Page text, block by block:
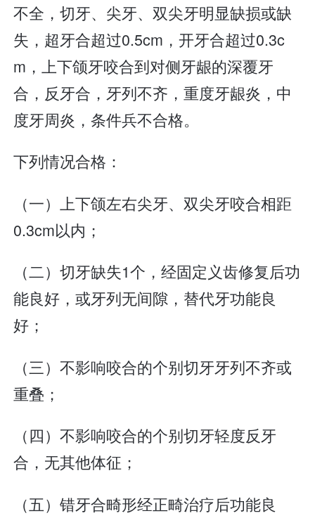
不全，切牙、尖牙、双尖牙明显缺损或缺
失，超牙合超过0.5cm，开牙合超过0.3c
m，上下颌牙咬合到对侧牙龈的深覆牙
合，反牙合，牙列不齐，重度牙龈炎，中
度牙周炎，条件兵不合格。
下列情况合格：
（一）上下颌左右尖牙、双尖牙咬合相距
0.3cm以内；
（二）切牙缺失1个，经固定义齿修复后功
能良好，或牙列无间隙，替代牙功能良
好；
（三）不影响咬合的个别切牙牙列不齐或
重叠；
（四）不影响咬合的个别切牙轻度反牙
合，无其他体征；
（五）错牙合畸形经正畸治疗后功能良